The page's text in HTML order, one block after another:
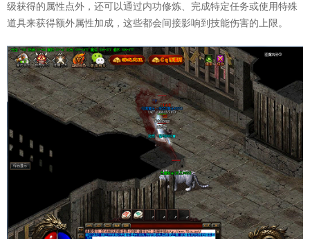
级获得的属性点外，还可以通过内功修炼、完成特定任务或使用特殊
道具来获得额外属性加成，这些都会间接影响到技能伤害的上限。